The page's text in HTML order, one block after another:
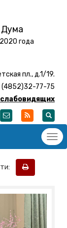
Дума
года
пл., д.1/19.
(4852)32-77-75
слабовидящих